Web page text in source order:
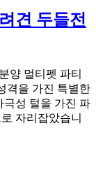
견 두들전
양 멀티펫 파티
격을 가진 특별한
극성 털을 가진 파
자리잡았습니